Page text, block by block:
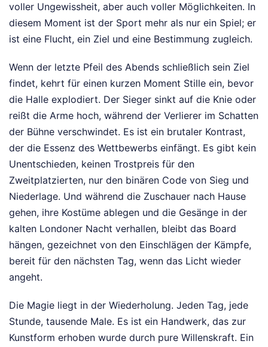
voller Ungewissheit, aber auch voller Möglichkeiten. In
diesem Moment ist der Sport mehr als nur ein Spiel; er
ist eine Flucht, ein Ziel und eine Bestimmung zugleich.
Wenn der letzte Pfeil des Abends schließlich sein Ziel
findet, kehrt für einen kurzen Moment Stille ein, bevor
die Halle explodiert. Der Sieger sinkt auf die Knie oder
reißt die Arme hoch, während der Verlierer im Schatten
der Bühne verschwindet. Es ist ein brutaler Kontrast,
der die Essenz des Wettbewerbs einfängt. Es gibt kein
Unentschieden, keinen Trostpreis für den
Zweitplatzierten, nur den binären Code von Sieg und
Niederlage. Und während die Zuschauer nach Hause
gehen, ihre Kostüme ablegen und die Gesänge in der
kalten Londoner Nacht verhallen, bleibt das Board
hängen, gezeichnet von den Einschlägen der Kämpfe,
bereit für den nächsten Tag, wenn das Licht wieder
angeht.
Die Magie liegt in der Wiederholung. Jeden Tag, jede
Stunde, tausende Male. Es ist ein Handwerk, das zur
Kunstform erhoben wurde durch pure Willenskraft. Ein